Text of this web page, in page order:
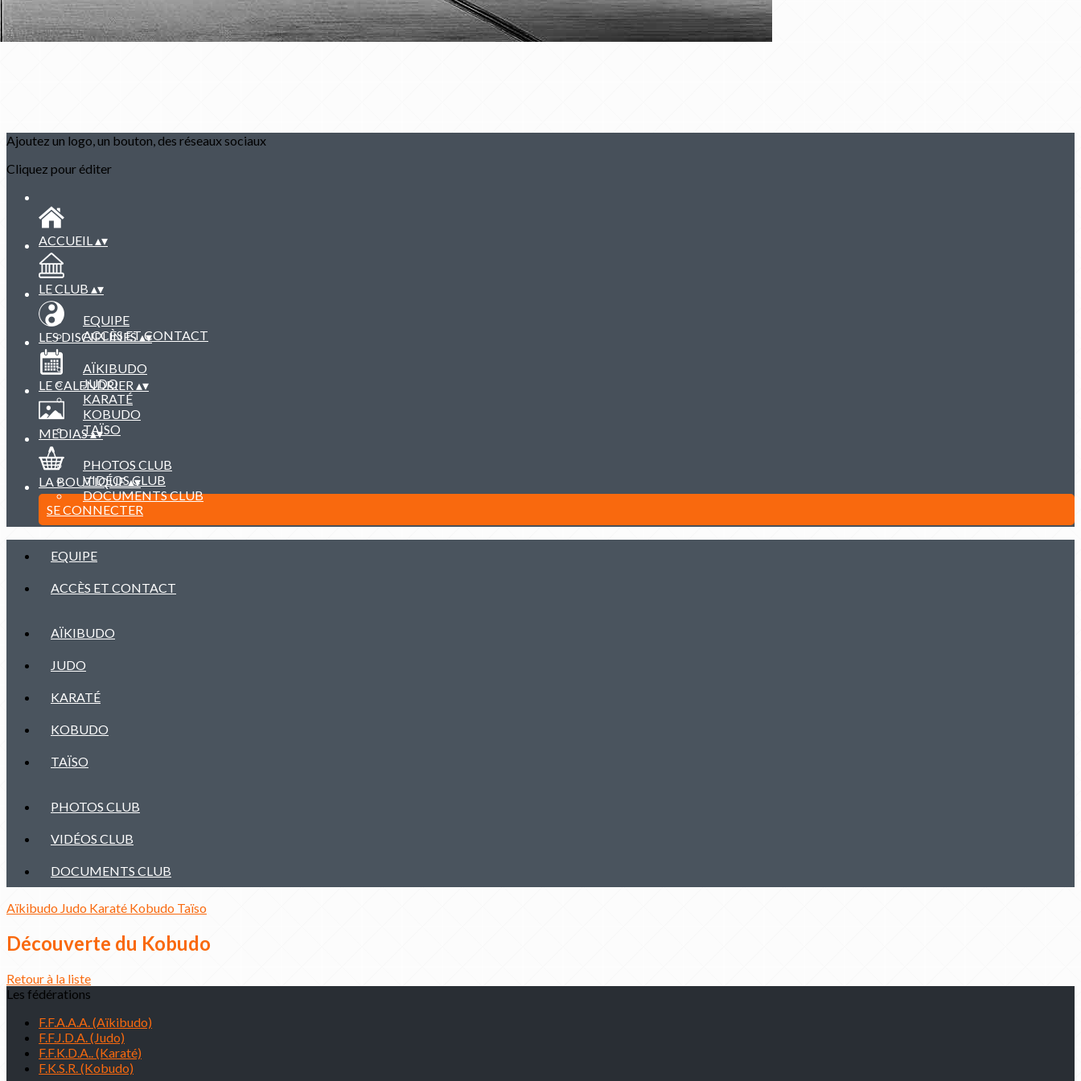
Ajoutez un logo, un bouton, des réseaux sociaux
Cliquez pour éditer
ACCUEIL▴▾
LE CLUB ▴▾
EQUIPE
ACCÈS ET CONTACT
LES DISCIPLINES▴▾
AÏKIBUDO
JUDO
KARATÉ
KOBUDO
TAÏSO
LE CALENDRIER▴▾
MEDIAS▴▾
PHOTOS CLUB
VIDÉOS CLUB
DOCUMENTS CLUB
LA BOUTIQUE▴▾
SE CONNECTER
EQUIPE
ACCÈS ET CONTACT
AÏKIBUDO
JUDO
KARATÉ
KOBUDO
TAÏSO
PHOTOS CLUB
VIDÉOS CLUB
DOCUMENTS CLUB
Aïkibudo Judo Karaté Kobudo Taïso
Découverte du Kobudo
Retour à la liste
Les fédérations
F.F.A.A.A. (Aïkibudo)
F.F.J.D.A. (Judo)
F.F.K.D.A.. (Karaté)
F.K.S.R. (Kobudo)